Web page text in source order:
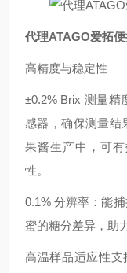
代理ATAGO爱拓便
高精度与稳定性
±0.2% Brix 测量精
感器，确保测量结
果酱生产中，可
性。
0.1% 分辨率：能
蜜的糖分差异，助
高温样品适应性支